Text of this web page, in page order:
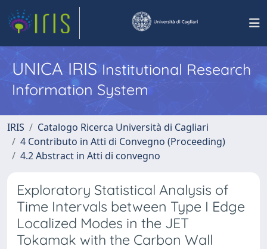
UNICA IRISInstitutional Research
Information System
IRIS
Catalogo Ricerca Università di Cagliari
4 Contributo in Atti di Convegno (Proceeding)
4.2 Abstract in Atti di convegno
Exploratory Statistical Analysis of
Time Intervals between Type I Edge
Localized Modes in the JET
Tokamak with the Carbon Wall